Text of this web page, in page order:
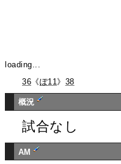
loading...
36 《ぽ11 》 38
概況
試合なし
AM